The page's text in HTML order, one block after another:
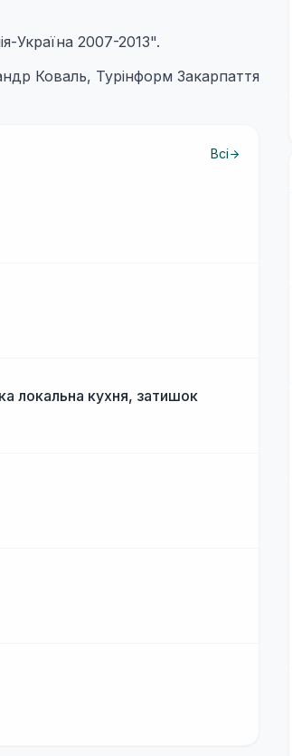
Україна 2007-2013".
Коваль, Турінформ Закарпаття
Всі
локальна кухня, затишок